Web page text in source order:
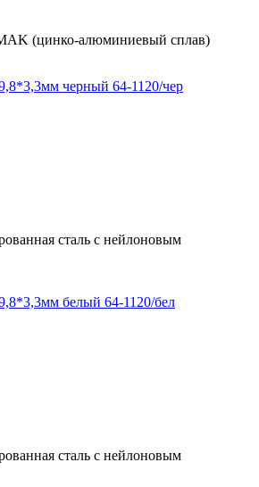
(цинко-алюминиевый сплав)
черный 64-1120/чер
сталь с нейлоновым
белый 64-1120/бел
сталь с нейлоновым